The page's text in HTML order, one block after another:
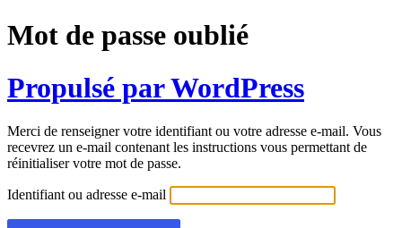
Mot de passe oublié
Propulsé par WordPress
Merci de renseigner votre identifiant ou votre adresse e-mail. Vous
recevrez un e-mail contenant les instructions vous permettant de
réinitialiser votre mot de passe.
Identifiant ou adresse e-mail